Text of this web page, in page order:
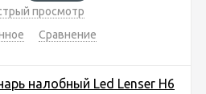
просмотр
Сравнение
налобный Led Lenser H6